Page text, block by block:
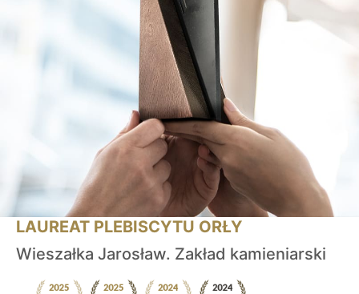
LAUREAT PLEBISCYTU ORŁY
Wieszałka Jarosław. Zakład kamieniarski